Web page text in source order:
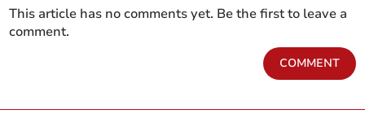
This article has no comments yet. Be the first to leave a
comment.
COMMENT